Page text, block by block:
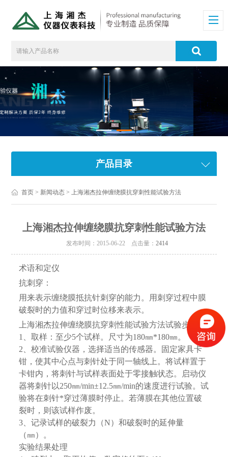
产品目录
首页 > 新闻动态 > 上海湘杰拉伸缠绕膜抗穿刺性能试验方法
上海湘杰拉伸缠绕膜抗穿刺性能试验方法
发布时间：2015-06-22 点击量： 2414
术语和定仪
抗刺穿：
用来表示缠绕膜抵抗针刺穿的能力。用刺穿过程中膜
破裂时的力值和穿过时位移来表示。
上海湘杰拉伸缠绕膜抗穿刺性能试验方法试验步骤：
1、取样：至少5个试样。尺寸为180㎜*180㎜。
2、校准试验仪器，选择适当的传感器。固定家具卡
钳，使其中心点与刺针处于同一轴线上。将试样置于
卡钳内，将刺针与试样表面处于零接触状态。启动仪
器将刺针以250㎜/min±12.5㎜/min的速度进行试验。试
验将在刺针*穿过薄膜时停止。若薄膜在其他位置破
裂时，则该试样作废。
3、记录试样的破裂力（N）和破裂时的延伸量
（㎜）。
实验结果处理